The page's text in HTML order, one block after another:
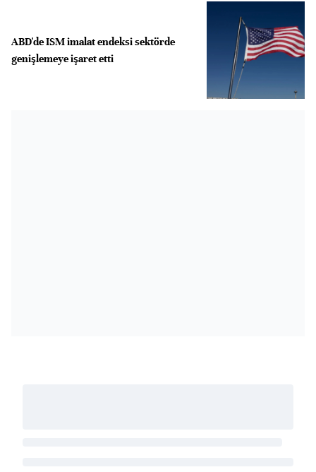
ABD'de ISM imalat endeksi sektörde
genişlemeye işaret etti